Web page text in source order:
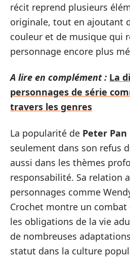
récit reprend plusieurs
originale, tout en ajoutant
couleur et de musique qui
personnage encore plus
A lire en complément : La
personnages de série
travers les genres
La popularité de Peter Pan
seulement dans son refus
aussi dans les thèmes
responsabilité. Sa relation
personnages comme
Crochet montre un combat
les obligations de la vie
de nombreuses
statut dans la culture